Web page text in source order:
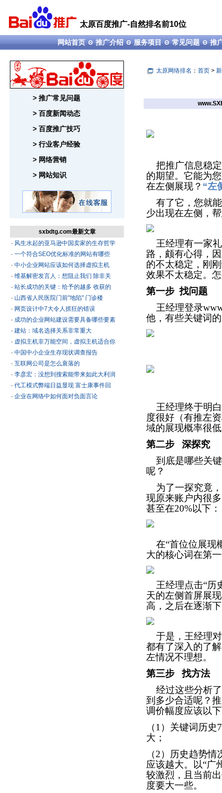
太原百度推广-自然排名前10位
网站首页Θ推广介绍Θ服务项目Θ常见问题Θ推
> 推广常见问题
> 百度新闻动态
> 百度推广技巧
> 行业客户经验
> 网络营销
> 网站知识
sxbdtg.com最新文章
· 风生水起的亚马逊中国卖家的生存哲学
· 一个符合SEO优化标准的网站有哪些
· 中小企业网站应该如何选择虚拟主机
· 维基解密发言人：想阻止我们 除非关
· 站长成功的关键：给予的越多 收获的
· 山西省人民医院门前"地陷" 门诊楼
· 网页设计中7大令人抓狂的错误
· 成功的企业网站建设需要具备哪些要素
· 建站：域名选择关系非常重大
· 虚拟主机非万能空间，虚拟主机适合你
· 中国中小企业生存现状调查报告
· 互联网公司是怎么衰落的
· 李彦宏：没想到搜索能带来如此大利润
· 代工模式弊端日益显现 富士康事件回
· 企业在网络中如何面对负面言论
太原网络排名 ： 首页 >
把推广信息稳定
的期望。它能为
在左侧展现？ “左
有了它，您就能
少出现在左侧，
王经理有一家礼
路，颇有心得，
的不太稳定，刚
效果不太稳定。
第一步 找问题
王经理登录
他，有些关键词
王经理终于明白
度很好（有推左
域的展现概率很
第二步
深探究
到底是哪些关键
呢？
为了一探究竟，
现原来账户内很
甚至在20%以下：
在“首位位展现
大的核心词在第
王经理点击“历
天的左侧首屏展
高，之后在逐渐
于是，王经理对
都有了深入的了
左情况不理想。
第三步
找方法
经过这些分析了
到多少合适呢？
调价幅度应该以
（1 ）关键词历史7
大；
（2）历史趋势
应该越大。以“广
较激烈，且当前
度要大一些。